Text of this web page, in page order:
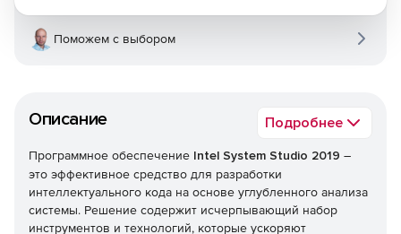
Описание Подробнее
Программное обеспечение Intel System Studio 2019 –
это эффективное средство для разработки
интеллектуального кода на основе углубленного анализа
системы. Решение содержит исчерпывающий набор
инструментов и технологий, которые ускоряют
Поможем с выбором